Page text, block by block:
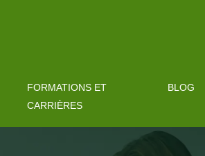
FORMATIONS ET
CARRIÈRES
BLOG